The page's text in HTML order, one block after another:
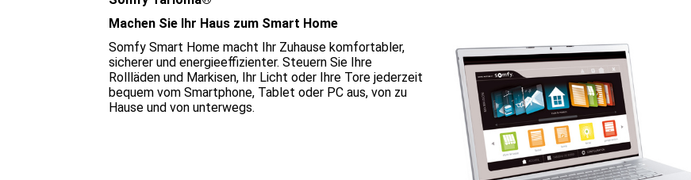
Machen Sie Ihr Haus zum Smart Home
Somfy Smart Home macht Ihr Zuhause komfortabler,
sicherer und energieeffizienter. Steuern Sie Ihre
Rollläden und Markisen, Ihr Licht oder Ihre Tore jederzeit
bequem vom Smartphone, Tablet oder PC aus, von zu
Hause und von unterwegs.